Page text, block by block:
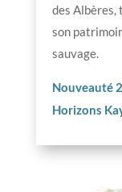
des Albères,
son
sauvage.
Nouveauté
Horizons